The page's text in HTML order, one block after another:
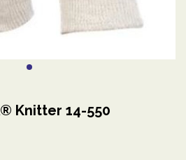
Knitter 14-550